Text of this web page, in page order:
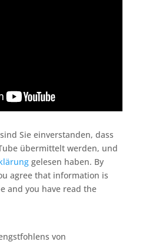
Sie einverstanden, dass
übermittelt werden, und
gelesen haben. By
agree that information is
and you have read the
von